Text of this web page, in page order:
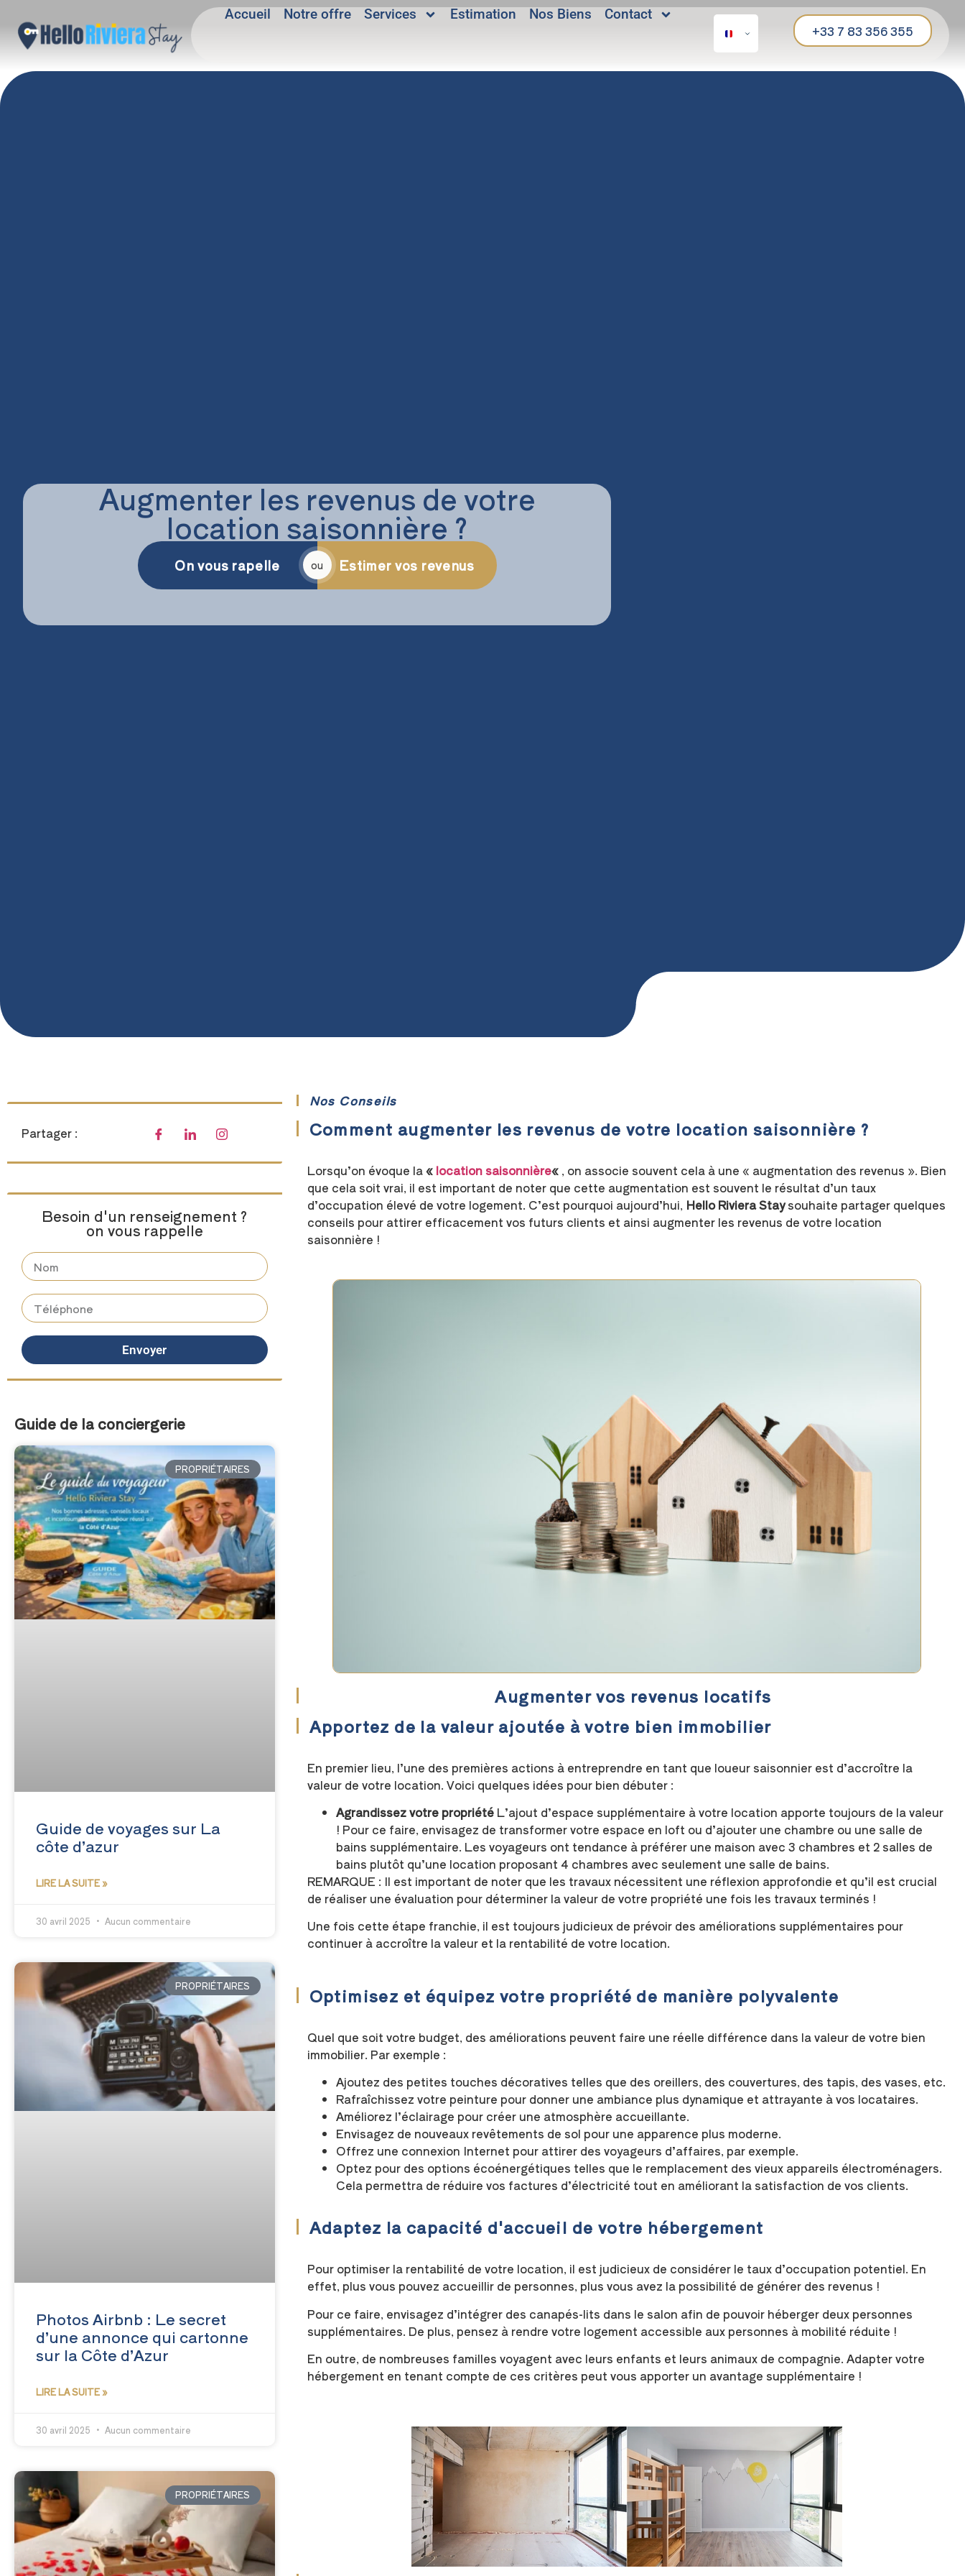
Accueil Notre offre Services Estimation Nos Biens Contact
+33 7 83 356 355
Augmenter les revenus de votre
location saisonnière ?
On vous rapelle ou Estimer vos revenus
Partager :
Besoin d'un renseignement ?
on vous rappelle
Envoyer
Guide de la conciergerie
PROPRIÉTAIRES
Guide de voyages sur La
côte d’azur
LIRE LA SUITE »
30 avril 2025 Aucun commentaire
PROPRIÉTAIRES
Photos Airbnb : Le secret
d’une annonce qui cartonne
sur la Côte d’Azur
LIRE LA SUITE »
30 avril 2025 Aucun commentaire
PROPRIÉTAIRES
Nos Conseils
Comment augmenter les revenus de votre location saisonnière ?
Lorsqu’on évoque la« location saisonnière« , on associe souvent cela à une « augmentation des revenus ». Bien
que cela soit vrai, il est important de noter que cette augmentation est souvent le résultat d’un taux
d’occupation élevé de votre logement. C’est pourquoi aujourd’hui, Hello Riviera Staysouhaite partager quelques
conseils pour attirer efficacement vos futurs clients et ainsi augmenter les revenus de votre location
saisonnière !
Augmenter vos revenus locatifs
Apportez de la valeur ajoutée à votre bien immobilier
En premier lieu, l’une des premières actions à entreprendre en tant que loueur saisonnier est d’accroître la
valeur de votre location. Voici quelques idées pour bien débuter :
Agrandissez votre propriétéL’ajout d’espace supplémentaire à votre location apporte toujours de la valeur
! Pour ce faire, envisagez de transformer votre espace en loft ou d’ajouter une chambre ou une salle de
bains supplémentaire. Les voyageurs ont tendance à préférer une maison avec 3 chambres et 2 salles de
bains plutôt qu’une location proposant 4 chambres avec seulement une salle de bains.
REMARQUE : Il est important de noter que les travaux nécessitent une réflexion approfondie et qu’il est crucial
de réaliser une évaluation pour déterminer la valeur de votre propriété une fois les travaux terminés !
Une fois cette étape franchie, il est toujours judicieux de prévoir des améliorations supplémentaires pour
continuer à accroître la valeur et la rentabilité de votre location.
Optimisez et équipez votre propriété de manière polyvalente
Quel que soit votre budget, des améliorations peuvent faire une réelle différence dans la valeur de votre bien
immobilier. Par exemple :
Ajoutez des petites touches décoratives telles que des oreillers, des couvertures, des tapis, des vases, etc.
Rafraîchissez votre peinture pour donner une ambiance plus dynamique et attrayante à vos locataires.
Améliorez l’éclairage pour créer une atmosphère accueillante.
Envisagez de nouveaux revêtements de sol pour une apparence plus moderne.
Offrez une connexion Internet pour attirer des voyageurs d’affaires, par exemple.
Optez pour des options écoénergétiques telles que le remplacement des vieux appareils électroménagers.
Cela permettra de réduire vos factures d’électricité tout en améliorant la satisfaction de vos clients.
Adaptez la capacité d'accueil de votre hébergement
Pour optimiser la rentabilité de votre location, il est judicieux de considérer le taux d’occupation potentiel. En
effet, plus vous pouvez accueillir de personnes, plus vous avez la possibilité de générer des revenus !
Pour ce faire, envisagez d’intégrer des canapés-lits dans le salon afin de pouvoir héberger deux personnes
supplémentaires. De plus, pensez à rendre votre logement accessible aux personnes à mobilité réduite !
En outre, de nombreuses familles voyagent avec leurs enfants et leurs animaux de compagnie. Adapter votre
hébergement en tenant compte de ces critères peut vous apporter un avantage supplémentaire !